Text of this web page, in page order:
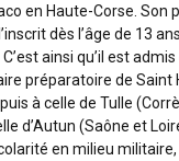
en Haute-Corse. Son
dès l’âge de 13
ainsi qu’il est
préparatoire de Saint
à celle de Tulle
d’Autun (Saône et
en milieu militaire,